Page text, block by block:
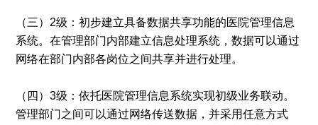
（三）2级：初步建立具备数据共享功能的医院管理信息
系统。在管理部门内部建立信息处理系统，数据可以通过
网络在部门内部各岗位之间共享并进行处理。
（四）3级：依托医院管理信息系统实现初级业务联动。
管理部门之间可以通过网络传送数据，并采用任意方式